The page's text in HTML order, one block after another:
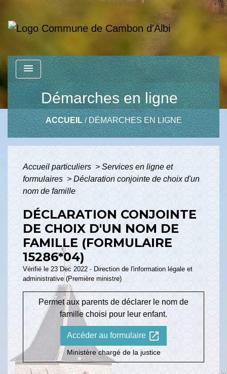
menu
Démarches en ligne
ACCUEIL/DÉMARCHES EN LIGNE
Accueil particuliers > Services en ligne et
formulaires > Déclaration conjointe de choix d'un
nom de famille
DÉCLARATION CONJOINTE
DE CHOIX D'UN NOM DE
FAMILLE (FORMULAIRE
15286*04)
Vérifié le 23 Dec 2022 - Direction de l'information légale et
administrative (Première ministre)
Permet aux parents de déclarer le nom de
famille choisi pour leur enfant.
Accéder au formulaire open_in_new
Ministère chargé de la justice